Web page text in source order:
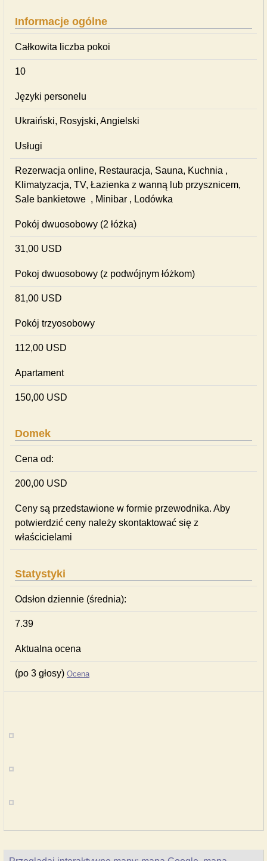
Informacje ogólne
Całkowita liczba pokoi
10
Języki personelu
Ukraiński, Rosyjski, Angielski
Usługi
Rezerwacja online, Restauracja, Sauna, Kuchnia ,
Klimatyzacja, TV, Łazienka z wanną lub przysznicem,
Sale bankietowe , Minibar , Lodówka
Pokój dwuosobowy (2 łóżka)
31,00 USD
Pokoj dwuosobowy (z podwójnym łóżkom)
81,00 USD
Pokój trzyosobowy
112,00 USD
Apartament
150,00 USD
Domek
Cena od:
200,00 USD
Ceny są przedstawione w formie przewodnika. Aby
potwierdzić ceny należy skontaktować się z
właścicielami
Statystyki
Odsłon dziennie (średnia):
7.39
Aktualna ocena
(po 3 głosy) Ocena